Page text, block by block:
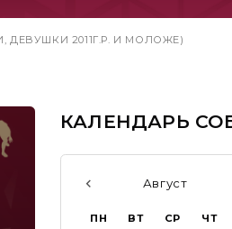
2011Г.Р. И МОЛОЖЕ)
КАЛЕНДАРЬ
Август
ПН ВТ СР ЧТ